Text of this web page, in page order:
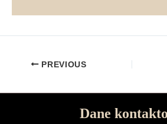
PREVIOUS
Dane